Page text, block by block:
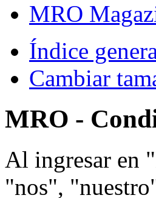
MRO
Índice
Cambiar
MRO -
Al ingresar en
"nos",